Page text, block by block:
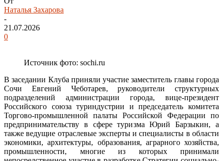
Наталья Захарова
-
21.07.2026
0
Источник фото: sochi.ru
В заседании Клуба приняли участие заместитель главы города
Сочи Евгений Чеботарев, руководители структурных
подразделений администрации города, вице-президент
Российского союза туриндустрии и председатель комитета
Торгово-промышленной палаты Российской Федерации по
предпринимательству в сфере туризма Юрий Барзыкин, а
также ведущие отраслевые эксперты и специалисты в области
экономики, архитектуры, образования, аграрного хозяйства,
промышленности, многие из которых принимали